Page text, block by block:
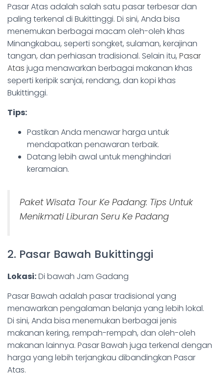
Pasar Atas adalah salah satu pasar terbesar dan
paling terkenal di Bukittinggi. Di sini, Anda bisa
menemukan berbagai macam oleh-oleh khas
Minangkabau, seperti songket, sulaman, kerajinan
tangan, dan perhiasan tradisional. Selain itu, Pasar
Atas juga menawarkan berbagai makanan khas
seperti keripik sanjai, rendang, dan kopi khas
Bukittinggi.
Tips:
Pastikan Anda menawar harga untuk
mendapatkan penawaran terbaik.
Datang lebih awal untuk menghindari
keramaian.
Paket Wisata Tour Ke Padang: Tips Untuk
Menikmati Liburan Seru Ke Padang
2. Pasar Bawah Bukittinggi
Lokasi:Di bawah Jam Gadang
Pasar Bawah adalah pasar tradisional yang
menawarkan pengalaman belanja yang lebih lokal.
Di sini, Anda bisa menemukan berbagai jenis
makanan kering, rempah-rempah, dan oleh-oleh
makanan lainnya. Pasar Bawah juga terkenal dengan
harga yang lebih terjangkau dibandingkan Pasar
Atas.